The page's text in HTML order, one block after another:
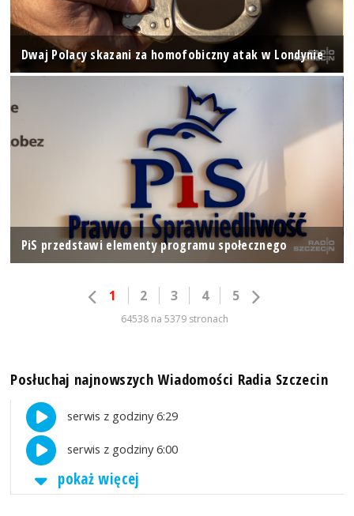
Dwaj Polacy skazani za homofobiczny atak w Londynie
PiS przedstawi elementy programu społecznego
1 2 3 4 5
64538 na 5379 stronach
Posłuchaj najnowszych Wiadomości Radia Szczecin
serwis z godziny 6:29
serwis z godziny 6:00
pokaż więcej